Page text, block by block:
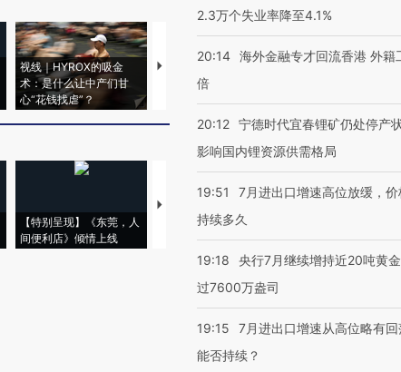
视线｜HYROX的吸金
术：是什么让中产们甘
心“花钱找虐”？
马航飞行员跨国走私7万
粒摇头丸 尿检体内含3种
视线｜被称为“蟑螂”
【特别呈现】《东莞，人
间便利店》倾情上线
【推广】走进第四届链博
会，让数智科技“链”接产
有意思的生活方式·
2.3万个失业率降至4.1%
20:14 海外金融专才回流香港 外籍
倍
20:12 宁德时代宜春锂矿仍处停产
影响国内锂资源供需格局
19:51
7月进出口增速高位放缓，
持续多久
19:18
央行7月继续增持近20吨黄
过7600万盎司
19:15
7月进出口增速从高位略有回
能否持续？